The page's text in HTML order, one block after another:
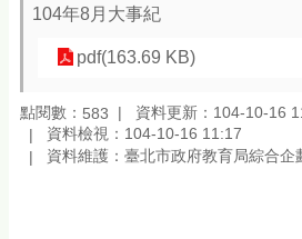
104年8月大事紀
pdf(163.69 KB)
點閱數： 583
資料更新：104-10-16
資料檢視：104-10-16 11:17
資料維護：臺北市政府教育局綜合企